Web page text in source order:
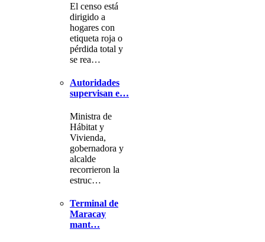
El censo está
dirigido a
hogares con
etiqueta roja o
pérdida total y
se rea…
Autoridades
supervisan e…
Ministra de
Hábitat y
Vivienda,
gobernadora y
alcalde
recorrieron la
estruc…
Terminal de
Maracay
mant…